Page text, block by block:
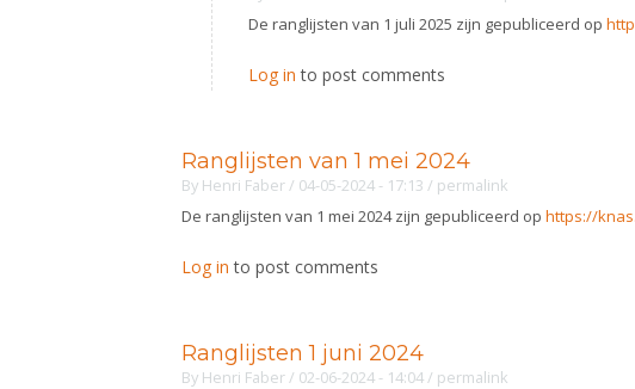
De ranglijsten van 1 juli 2025 zijn gepubliceerd op
Log in to post comments
Ranglijsten van 1 mei 2024
By Henri Faber/ 04-05-2024 - 17:13 / permalink
De ranglijsten van 1 mei 2024 zijn gepubliceerd op https://
Log in to post comments
Ranglijsten 1 juni 2024
By Henri Faber/ 02-06-2024 - 14:04/ permalink